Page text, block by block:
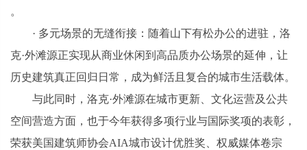
。
· 多元场景的无缝衔接：随着山下有松办公的进驻，洛
克·外滩源正实现从商业休闲到高品质办公场景的延伸，让
历史建筑真正回归日常，成为鲜活且复合的城市生活载体。
与此同时，洛克·外滩源在城市更新、文化运营及公共
空间营造方面，也于今年获得多项行业与国际奖项的表彰，
荣获美国建筑师协会AIA城市设计优胜奖、权威媒体卷宗